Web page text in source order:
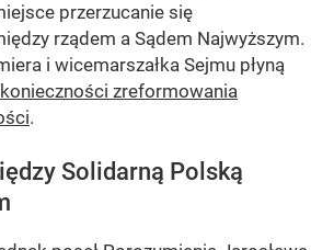
przerzucanie się
rządem a Sądem Najwyższym.
i wicemarszałka Sejmu płyną
konieczności zreformowania
.
Solidarną Polską